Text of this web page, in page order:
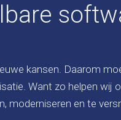
kansen. Daarom
Want zo helpen
moderniseren en te